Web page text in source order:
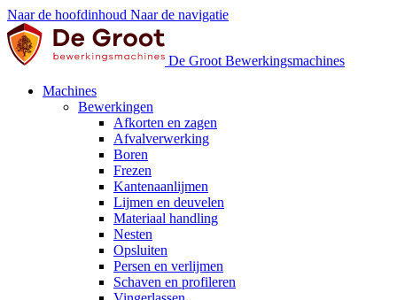
Naar de hoofdinhoud Naar de navigatie
De Groot Bewerkingsmachines
Machines
Bewerkingen
Afkorten en zagen
Afvalverwerking
Boren
Frezen
Kantenaanlijmen
Lijmen en deuvelen
Materiaal handling
Nesten
Opsluiten
Persen en verlijmen
Schaven en profileren